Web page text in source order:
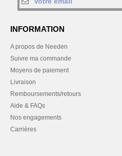
INFORMATION
A propos de Needen
Suivre ma commande
Moyens de paiement
Livraison
Remboursements/retours
Aide & FAQs
Nos engagements
Carrières